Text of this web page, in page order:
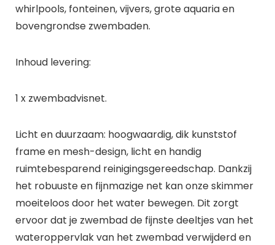
whirlpools, fonteinen, vijvers, grote aquaria en
bovengrondse zwembaden.
Inhoud levering:
1 x zwembadvisnet.
Licht en duurzaam: hoogwaardig, dik kunststof
frame en mesh-design, licht en handig
ruimtebesparend reinigingsgereedschap. Dankzij
het robuuste en fijnmazige net kan onze skimmer
moeiteloos door het water bewegen. Dit zorgt
ervoor dat je zwembad de fijnste deeltjes van het
wateroppervlak van het zwembad verwijderd en